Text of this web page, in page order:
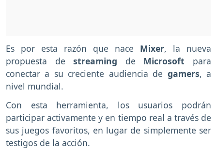
Es por esta razón que nace Mixer, la nueva
propuesta destreaming de Microsoft para
conectar a su creciente audiencia de gamers, a
nivel mundial.
Con esta herramienta, los usuarios podrán
participar activamente y en tiempo real a través de
sus juegos favoritos, en lugar de simplemente ser
testigos de la acción.